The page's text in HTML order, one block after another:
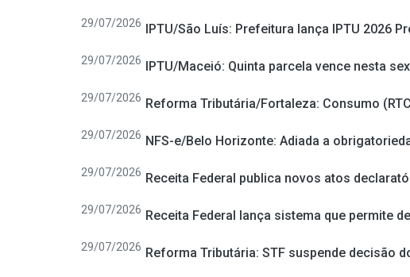
29/07/2026 IPTU/São Luís: Prefeitura lança IPTU 2026
29/07/2026 IPTU/Maceió: Quinta parcela vence nesta
29/07/2026 Reforma Tributária/Fortaleza: Consumo
29/07/2026 NFS-e/Belo Horizonte: Adiada a
29/07/2026 Receita Federal publica novos atos
29/07/2026 Receita Federal lança sistema que permite
29/07/2026 Reforma Tributária: STF suspende decisão